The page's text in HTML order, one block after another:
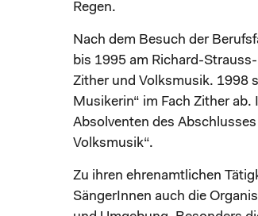
Regen.
Nach dem Besuch der
bis 1995 am Richard-
Zither und Volksmusik. 1998
Musikerin“ im Fach Zither
Absolventen des
Volksmusik“.
Zu ihren ehrenamtlichen
SängerInnen auch die